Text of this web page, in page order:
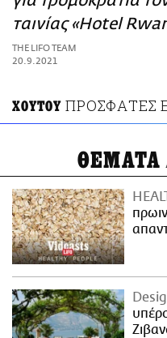
ΑΜΠΑ
PRINT
ταινίας «Hotel
THE LIFO TEAM
20.9.2021
ΧΟΥΤΟΥ ΠΡΟΣΦΑΤΕΣ
ΘΕΜΑΤΑ